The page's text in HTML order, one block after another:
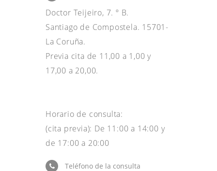
Doctor Teijeiro, 7. º B.
Santiago de Compostela. 15701-
La Coruña.
Previa cita de 11,00 a 1,00 y
17,00 a 20,00.
Horario de consulta:
(cita previa): De 11:00 a 14:00 y
de 17:00 a 20:00
Teléfono de la consulta